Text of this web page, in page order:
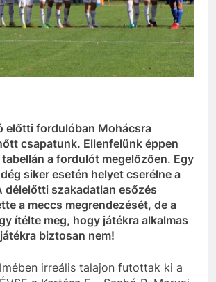
előtti fordulóban Mohácsra
csapatunk. Ellenfelünk éppen
a fordulót megelőzően. Egy
siker esetén helyet cserélne a
délelőtti szakadatlan esőzés
a meccs megrendezését, de a
ítélte meg, hogy játékra alkalmas
biztosan nem!
irreális talajon futottak ki a